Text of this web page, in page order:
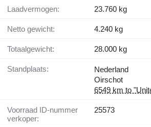
Laadvermogen: 23.760 kg
Netto gewicht: 4.240 kg
Totaalgewicht: 28.000 kg
Standplaats:
Nederland
Oirschot
6549 km to
Voorraad ID-nummer
verkoper:
25573